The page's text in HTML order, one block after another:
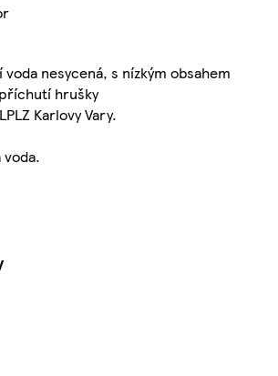
nesycená, s nízkým obsahem
hrušky
Karlovy Vary.
voda.